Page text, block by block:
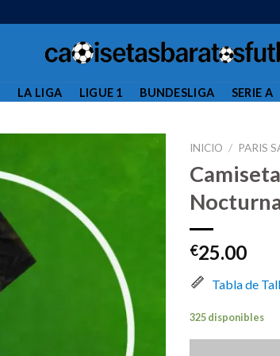
LA LIGA LIGUE 1 BUNDESLIGA SERIE A
INICIO / PARIS
€25.00
Tabla de
325 disponibles